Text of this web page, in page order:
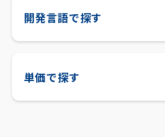
開発言語で探す
単価で探す